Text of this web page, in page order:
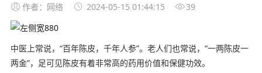
作者：网络 2024-05-15 01:44:15 39
中医上常说，“百年陈皮，千年人参”。老人们也常说，“一两陈皮一
两金”，足可见陈皮有着非常高的药用价值和保健功效。